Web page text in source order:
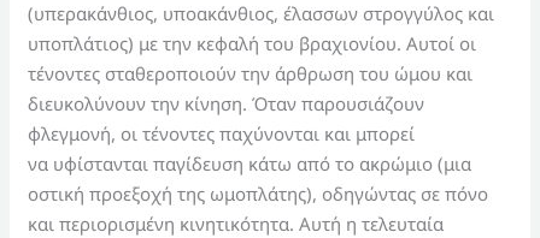
(υπερακάνθιος, υποακάνθιος, έλασσων στρογγύλος και
υποπλάτιος) με την κεφαλή του βραχιονίου. Αυτοί οι
τένοντες σταθεροποιούν την άρθρωση του ώμου και
διευκολύνουν την κίνηση. Όταν παρουσιάζουν
φλεγμονή, οι τένοντες παχύνονται και μπορεί
να υφίστανται παγίδευση κάτω από το ακρώμιο (μια
οστική προεξοχή της ωμοπλάτης), οδηγώντας σε πόνο
και περιορισμένη κινητικότητα. Αυτή η τελευταία